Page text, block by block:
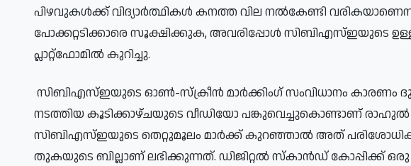
പിഴവുകൾക്ക് വിദ്യാർത്ഥികൾ കനത്ത വില നൽകേണ്ടി വരികയാണെന്ന്
പോക്കറ്റടിക്കാരെ സൂക്ഷിക്കുക, അവരിപ്പോൾ സിബിഎസ്ഇയുടെ
പ്ലാറ്റ്‌ഫോമിൽ കുറിച്ചു.
സിബിഎസ്ഇയുടെ ഓൺ-സ്‌ക്രീൻ മാർക്കിംഗ് സംവിധാനം കാരണം
നടത്തിയ കൂടിക്കാഴ്ചയുടെ വീഡിയോ പങ്കുവെച്ചുകൊണ്ടാണ് രാഹുൽ
സിബിഎസ്ഇയുടെ തെറ്റുമൂലം മാർക്ക് കുറഞ്ഞാൽ അത്
തുകയുടെ ബില്ലാണ് ലഭിക്കുന്നത്. ഡിജിറ്റൽ സ്കാൻഡ് കോപ്പിക്ക് ഒരു